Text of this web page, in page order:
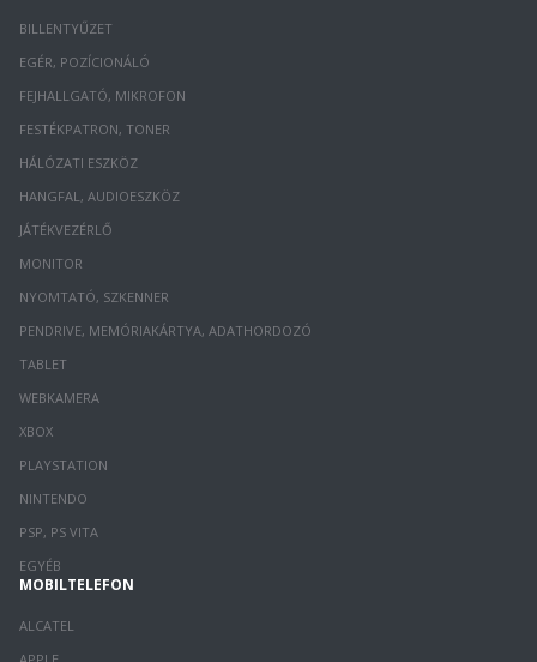
BILLENTYŰZET
EGÉR, POZÍCIONÁLÓ
FEJHALLGATÓ, MIKROFON
FESTÉKPATRON, TONER
HÁLÓZATI ESZKÖZ
HANGFAL, AUDIOESZKÖZ
JÁTÉKVEZÉRLŐ
MONITOR
NYOMTATÓ, SZKENNER
PENDRIVE, MEMÓRIAKÁRTYA, ADATHORDOZÓ
TABLET
WEBKAMERA
XBOX
PLAYSTATION
NINTENDO
PSP, PS VITA
EGYÉB
MOBILTELEFON
ALCATEL